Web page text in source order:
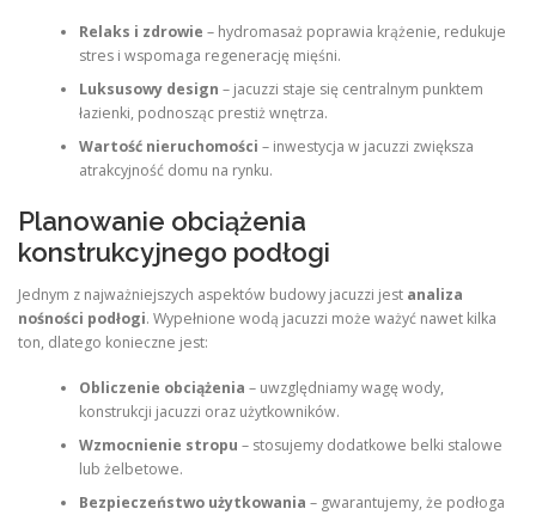
Relaks i zdrowie – hydromasaż poprawia krążenie, redukuje
stres i wspomaga regenerację mięśni.
Luksusowy design – jacuzzi staje się centralnym punktem
łazienki, podnosząc prestiż wnętrza.
Wartość nieruchomości – inwestycja w jacuzzi zwiększa
atrakcyjność domu na rynku.
Planowanie obciążenia
konstrukcyjnego podłogi
Jednym z najważniejszych aspektów budowy jacuzzi jest analiza
nośności podłogi. Wypełnione wodą jacuzzi może ważyć nawet kilka
ton, dlatego konieczne jest:
Obliczenie obciążenia – uwzględniamy wagę wody,
konstrukcji jacuzzi oraz użytkowników.
Wzmocnienie stropu – stosujemy dodatkowe belki stalowe
lub żelbetowe.
Bezpieczeństwo użytkowania – gwarantujemy, że podłoga